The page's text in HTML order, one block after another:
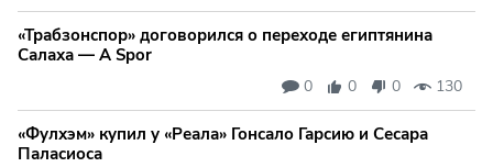
«Трабзонспор» договорился о переходе египтянина
Салаха — A Spor
0 0 0 130
«Фулхэм» купил у «Реала» Гонсало Гарсию и Сесара
Паласиоса